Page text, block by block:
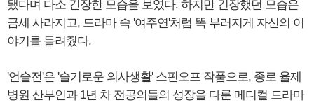
됐다며 다소 긴장한 모습을 보였다. 하지만 긴장했던 모습은
금세 사라지고, 드라마 속 '여주연'처럼 똑 부러지게 자신의 이
야기를 들려줬다.
'언슬전'은 '슬기로운 의사생활' 스핀오프 작품으로, 종로 율제
병원 산부인과 1년 차 전공의들의 성장을 다룬 메디컬 드라마